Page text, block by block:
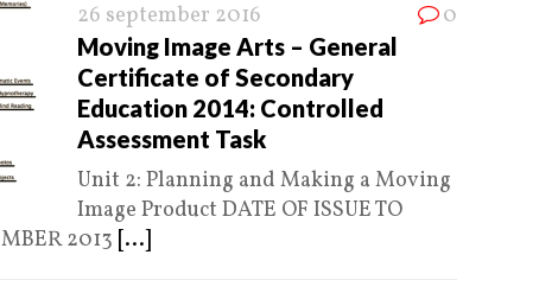
26 september 2016 0
Moving Image Arts – General
Certificate of Secondary
Education 2014: Controlled
Assessment Task
Unit 2: Planning and Making a Moving
Image Product DATE OF ISSUE TO
2013 [...]